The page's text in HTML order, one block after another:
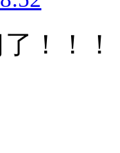
！！！